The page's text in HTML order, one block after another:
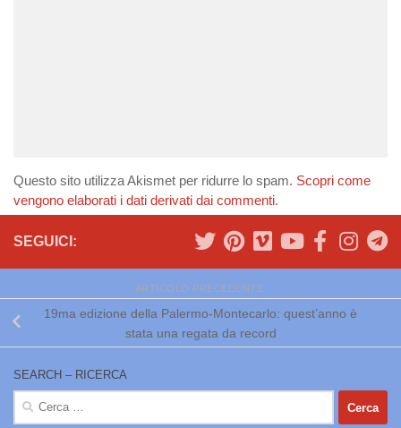
Questo sito utilizza Akismet per ridurre lo spam. Scopri come
vengono elaborati i dati derivati dai commenti.
SEGUICI:
ARTICOLO PRECEDENTE
19ma edizione della Palermo-Montecarlo: quest’anno è
stata una regata da record
SEARCH – RICERCA
Ricerca
per: